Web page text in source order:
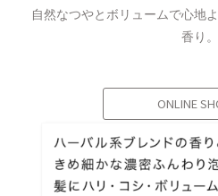
自然なつやとボリュームで心地
香り。
ONLINE